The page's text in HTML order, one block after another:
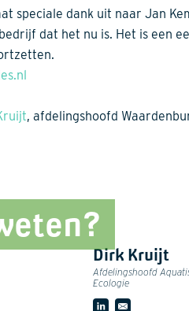
speciale dank uit naar Jan
dat het nu is. Het is een
, afdelingshoofd
Dirk Kruijt
Afdelingshoofd
Ecologie